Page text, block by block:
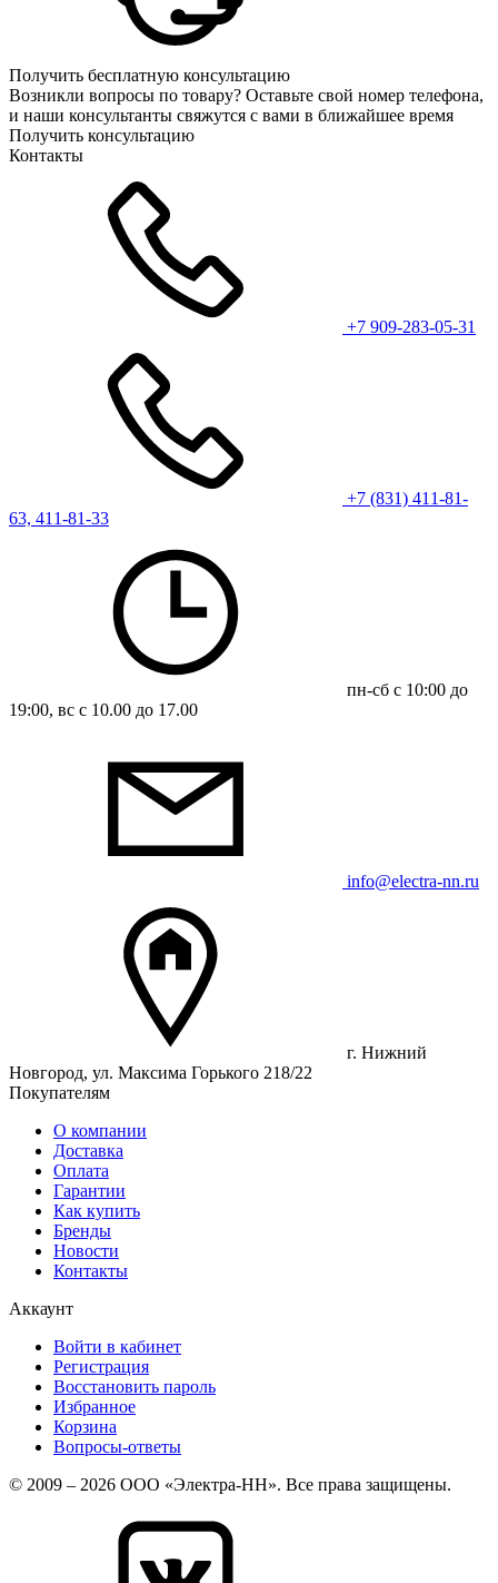
Получить бесплатную консультацию
Возникли вопросы по товару? Оставьте свой номер телефона,
и наши консультанты свяжутся с вами в ближайшее время
Получить консультацию
Контакты
+7 909-283-05-31
+7 (831) 411-81-
63, 411-81-33
пн-сб с 10:00 до
19:00, вс с 10.00 до 17.00
info@electra-nn.ru
г. Нижний
Новгород, ул. Максима Горького 218/22
Покупателям
О компании
Доставка
Оплата
Гарантии
Как купить
Бренды
Новости
Контакты
Аккаунт
Войти в кабинет
Регистрация
Восстановить пароль
Избранное
Корзина
Вопросы-ответы
© 2009 – 2026 ООО «Электра-НН». Все права защищены.